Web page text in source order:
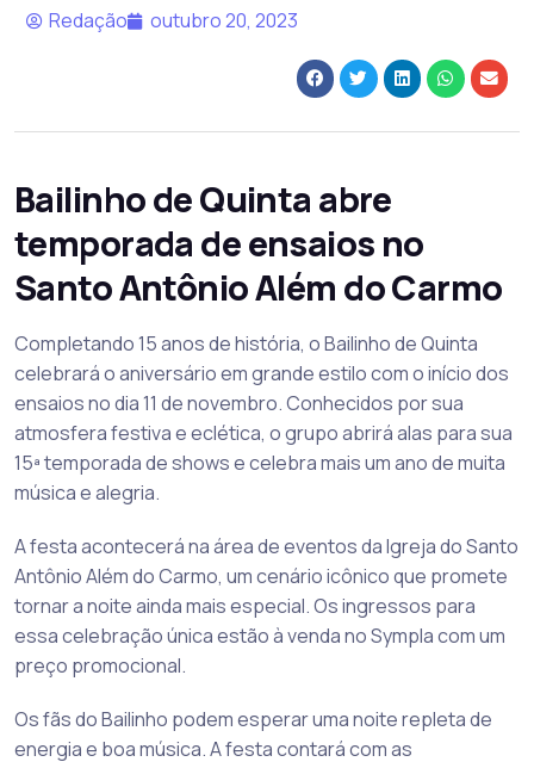
Redação outubro 20, 2023
Bailinho de Quinta abre
temporada de ensaios no
Santo Antônio Além do Carmo
Completando 15 anos de história, o Bailinho de Quinta
celebrará o aniversário em grande estilo com o início dos
ensaios no dia 11 de novembro. Conhecidos por sua
atmosfera festiva e eclética, o grupo abrirá alas para sua
15ª temporada de shows e celebra mais um ano de muita
música e alegria.
A festa acontecerá na área de eventos da Igreja do Santo
Antônio Além do Carmo, um cenário icônico que promete
tornar a noite ainda mais especial. Os ingressos para
essa celebração única estão à venda no Sympla com um
preço promocional.
Os fãs do Bailinho podem esperar uma noite repleta de
energia e boa música. A festa contará com as